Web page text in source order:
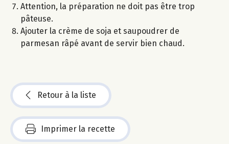
Attention, la préparation ne doit pas être trop
pâteuse.
Ajouter la crème de soja et saupoudrer de
parmesan râpé avant de servir bien chaud.
Retour à la liste
Imprimer la recette